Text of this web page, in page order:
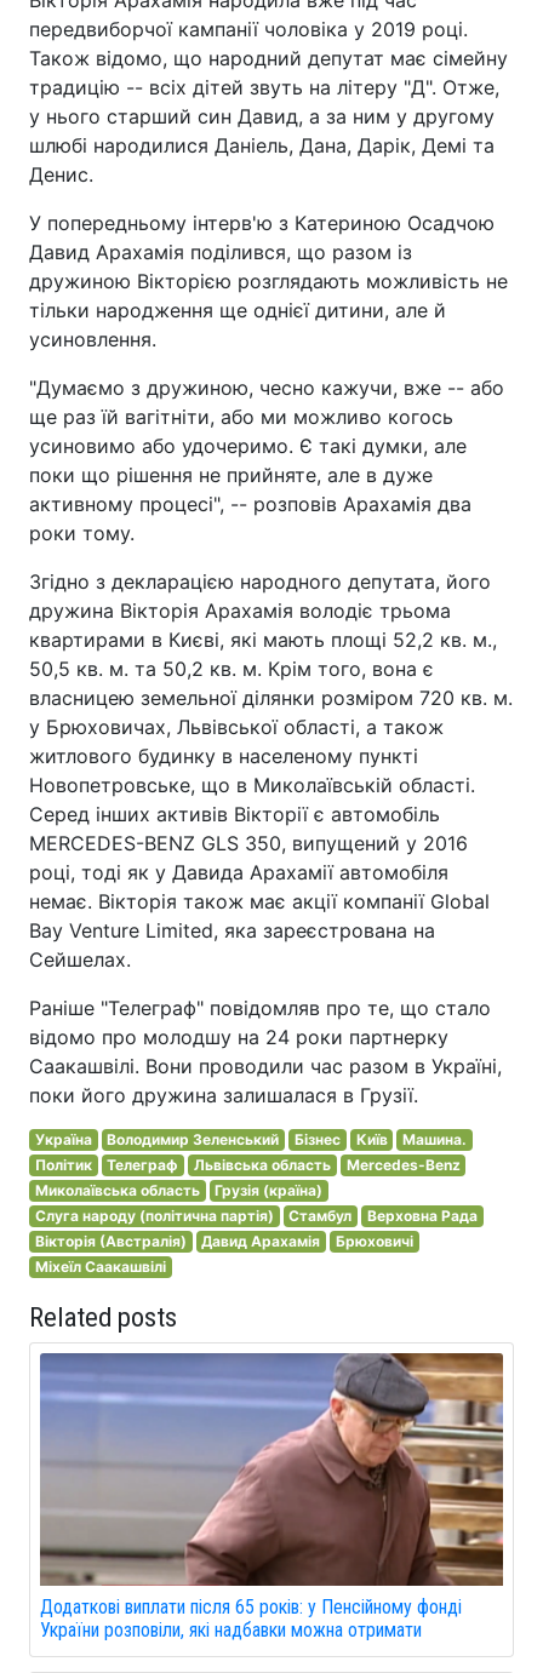
передвиборчої кампанії чоловіка у 2019 році.
Також відомо, що народний депутат має сімейну
традицію -- всіх дітей звуть на літеру "Д". Отже,
у нього старший син Давид, а за ним у другому
шлюбі народилися Даніель, Дана, Дарік, Демі та
Денис.
У попередньому інтерв'ю з Катериною Осадчою
Давид Арахамія поділився, що разом із
дружиною Вікторією розглядають можливість не
тільки народження ще однієї дитини, але й
усиновлення.
"Думаємо з дружиною, чесно кажучи, вже -- або
ще раз їй вагітніти, або ми можливо когось
усиновимо або удочеримо. Є такі думки, але
поки що рішення не прийняте, але в дуже
активному процесі", -- розповів Арахамія два
роки тому.
Згідно з декларацією народного депутата, його
дружина Вікторія Арахамія володіє трьома
квартирами в Києві, які мають площі 52,2 кв. м.,
50,5 кв. м. та 50,2 кв. м. Крім того, вона є
власницею земельної ділянки розміром 720 кв. м.
у Брюховичах, Львівської області, а також
житлового будинку в населеному пункті
Новопетровське, що в Миколаївській області.
Серед інших активів Вікторії є автомобіль
MERCEDES-BENZ GLS 350, випущений у 2016
році, тоді як у Давида Арахамії автомобіля
немає. Вікторія також має акції компанії Global
Bay Venture Limited, яка зареєстрована на
Сейшелах.
Раніше "Телеграф" повідомляв про те, що стало
відомо про молодшу на 24 роки партнерку
Саакашвілі. Вони проводили час разом в Україні,
поки його дружина залишалася в Грузії.
Україна Володимир Зеленський Бізнес Київ
Машина.
Політик
Телеграф Львівська область
Mercedes-Benz
Миколаївська область
Грузія (країна)
Слуга народу (політична партія)
Стамбул
Верховна Рада
Вікторія (Австралія)
Давид Арахамія
Брюховичі
Міхеїл Саакашвілі
Related posts
Додаткові виплати після 65 років: у Пенсійному фонді
України розповіли, які надбавки можна отримати